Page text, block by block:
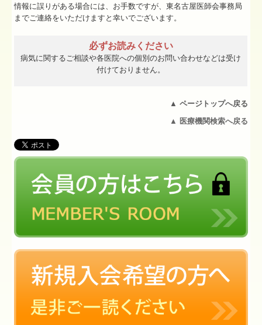
情報に誤りがある場合には、お手数ですが、東名古屋医師会事務局
までご連絡をいただけますと幸いでございます。
必ずお読みください
病気に関するご相談や各医院への個別のお問い合わせなどは受け
付けておりません。
▲ ページトップへ戻る
▲ 医療機関検索へ戻る